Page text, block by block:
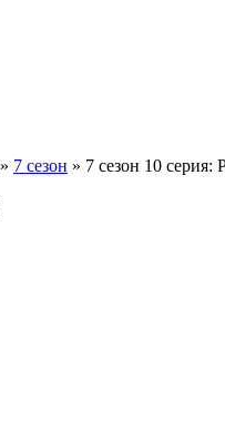
» 7 сезон » 7 сезон 10 серия: